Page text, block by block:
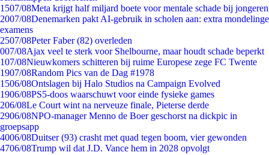
1507/08Meta krijgt half miljard boete voor mentale schade bij jongeren
2007/08Denemarken pakt AI-gebruik in scholen aan: extra mondelinge
examens
2507/08Peter Faber (82) overleden
007/08Ajax veel te sterk voor Shelbourne, maar houdt schade beperkt
107/08Nieuwkomers schitteren bij ruime Europese zege FC Twente
1907/08Random Pics van de Dag #1978
1506/08Ontslagen bij Halo Studios na Campaign Evolved
1906/08PS5-doos waarschuwt voor einde fysieke games
206/08Le Court wint na nerveuze finale, Pieterse derde
2906/08NPO-manager Menno de Boer geschorst na dickpic in
groepsapp
4006/08Duitser (93) crasht met quad tegen boom, vier gewonden
4706/08Trump wil dat J.D. Vance hem in 2028 opvolgt